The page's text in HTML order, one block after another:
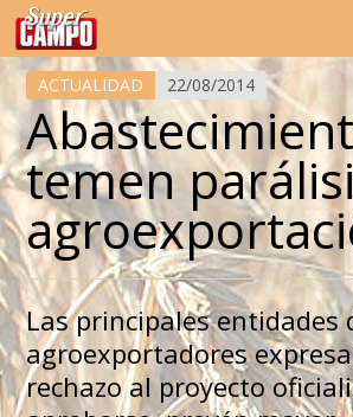
Temas de hoy
ACTUALIDAD 22/08/2014
temen
Las principales entidades
agroexportadores
rechazo al proyecto